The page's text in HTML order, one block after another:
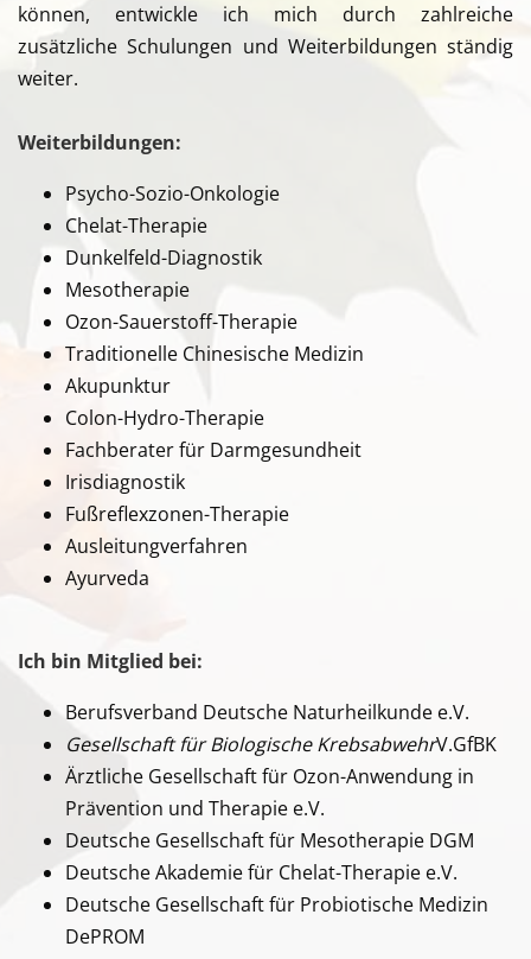
können, entwickle ich mich durch zahlreiche
zusätzliche Schulungen und Weiterbildungen ständig
weiter.
Weiterbildungen:
Psycho-Sozio-Onkologie
Chelat-Therapie
Dunkelfeld-Diagnostik
Mesotherapie
Ozon-Sauerstoff-Therapie
Traditionelle Chinesische Medizin
Akupunktur
Colon-Hydro-Therapie
Fachberater für Darmgesundheit
Irisdiagnostik
Fußreflexzonen-Therapie
Ausleitungverfahren
Ayurveda
Ich bin Mitglied bei:
Berufsverband Deutsche Naturheilkunde e.V.
Gesellschaft für Biologische KrebsabwehrV.GfBK
Ärztliche Gesellschaft für Ozon-Anwendung in
Prävention und Therapie e.V.
Deutsche Gesellschaft für Mesotherapie DGM
Deutsche Akademie für Chelat-Therapie e.V.
Deutsche Gesellschaft für Probiotische Medizin
DePROM